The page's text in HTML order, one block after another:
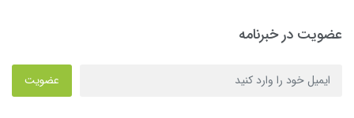
عضویت در خبرنامه
عضویت